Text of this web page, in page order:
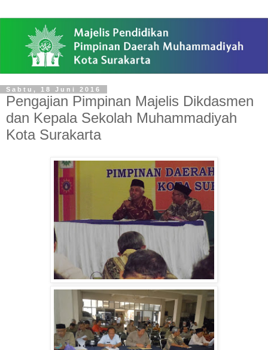
Sabtu, 18 Juni 2016
Pengajian Pimpinan Majelis Dikdasmen
dan Kepala Sekolah Muhammadiyah
Kota Surakarta